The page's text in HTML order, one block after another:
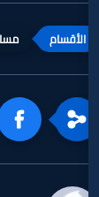
الكتاب المبين